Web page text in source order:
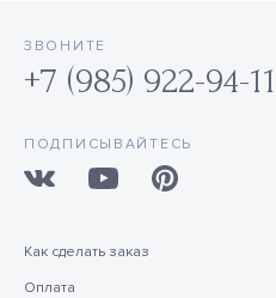
ЗВОНИТЕ
+7 (985) 922-94-11
ПОДПИСЫВАЙТЕСЬ
Как сделать заказ
Оплата